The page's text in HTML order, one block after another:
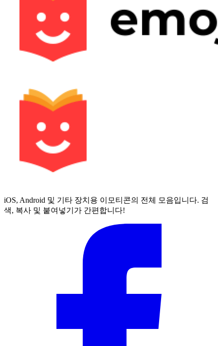
iOS, Android 및 기타 장치용 이모티콘의 전체 모음입니다. 검
색, 복사 및 붙여넣기가 간편합니다!